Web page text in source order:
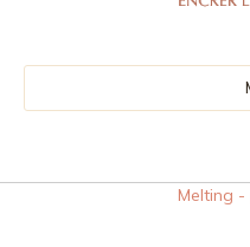
Melting